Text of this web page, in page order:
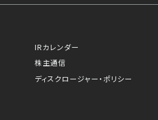
IRカレンダー
株主通信
ディスクロージャー・ポリシー